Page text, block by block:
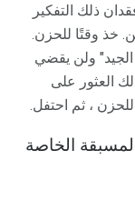
ذلك التفكير
خذ وقتًا للحزن.
ولن يقضي
العثور على
، ثم احتفل.
الخاصة